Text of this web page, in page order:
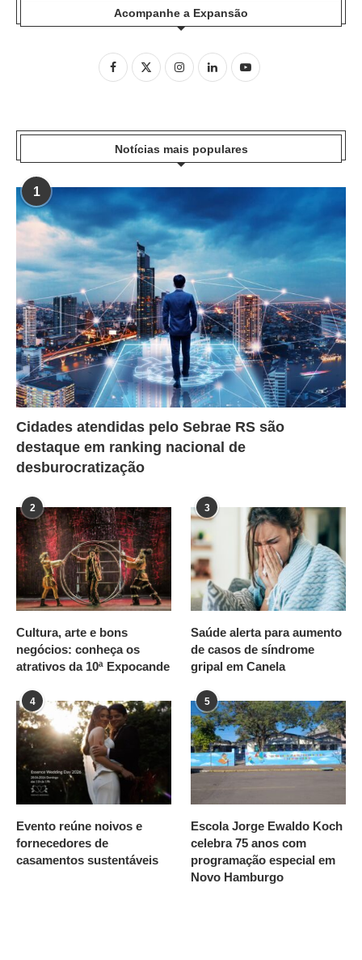
Acompanhe a Expansão
Notícias mais populares
1
Cidades atendidas pelo Sebrae RS são
destaque em ranking nacional de
desburocratização
2
Cultura, arte e bons
negócios: conheça os
atrativos da 10ª Expocande
3
Saúde alerta para aumento
de casos de síndrome
gripal em Canela
4
Evento reúne noivos e
fornecedores de
casamentos sustentáveis
5
Escola Jorge Ewaldo Koch
celebra 75 anos com
programação especial em
Novo Hamburgo